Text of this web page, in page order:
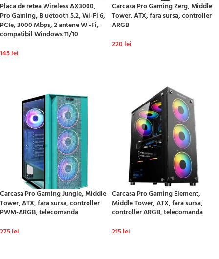
Placa de retea Wireless AX3000,
Pro Gaming, Bluetooth 5.2, Wi-Fi 6,
PCIe, 3000 Mbps, 2 antene Wi-Fi,
compatibil Windows 11/10
145lei
Carcasa Pro Gaming Zerg, Middle
Tower, ATX, fara sursa, controller
ARGB
220 lei
Carcasa Pro Gaming Jungle, Middle
Tower, ATX, fara sursa, controller
PWM-ARGB, telecomanda
275lei
Carcasa Pro Gaming Element,
Middle Tower, ATX, fara sursa,
controller ARGB, telecomanda
215lei